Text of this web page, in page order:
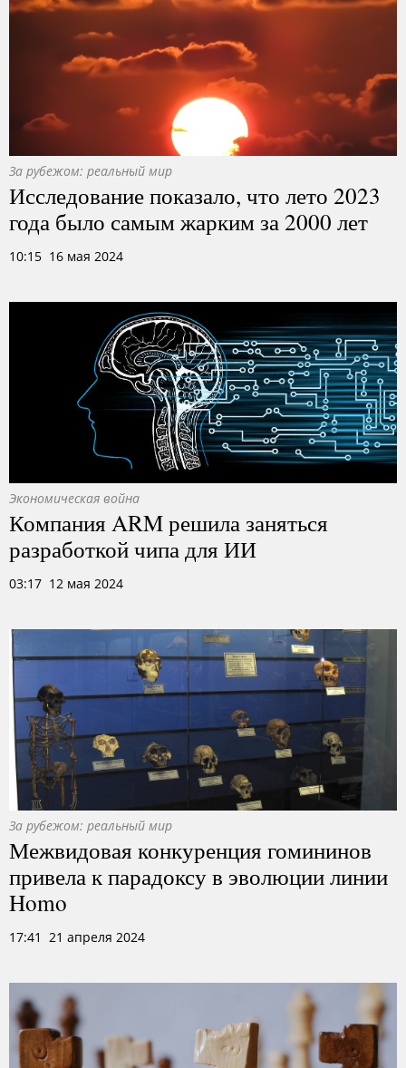
За рубежом: реальный мир
Исследование показало, что лето 2023
года было самым жарким за 2000 лет
10:15 16 мая 2024
Экономическая война
Компания ARM решила заняться
разработкой чипа для ИИ
03:17 12 мая 2024
За рубежом: реальный мир
Межвидовая конкуренция гомининов
привела к парадоксу в эволюции линии
Homo
17:41 21 апреля 2024